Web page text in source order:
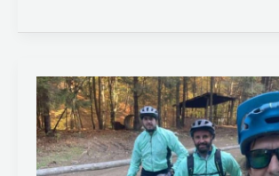
10
kompanija
u
FBiH
po